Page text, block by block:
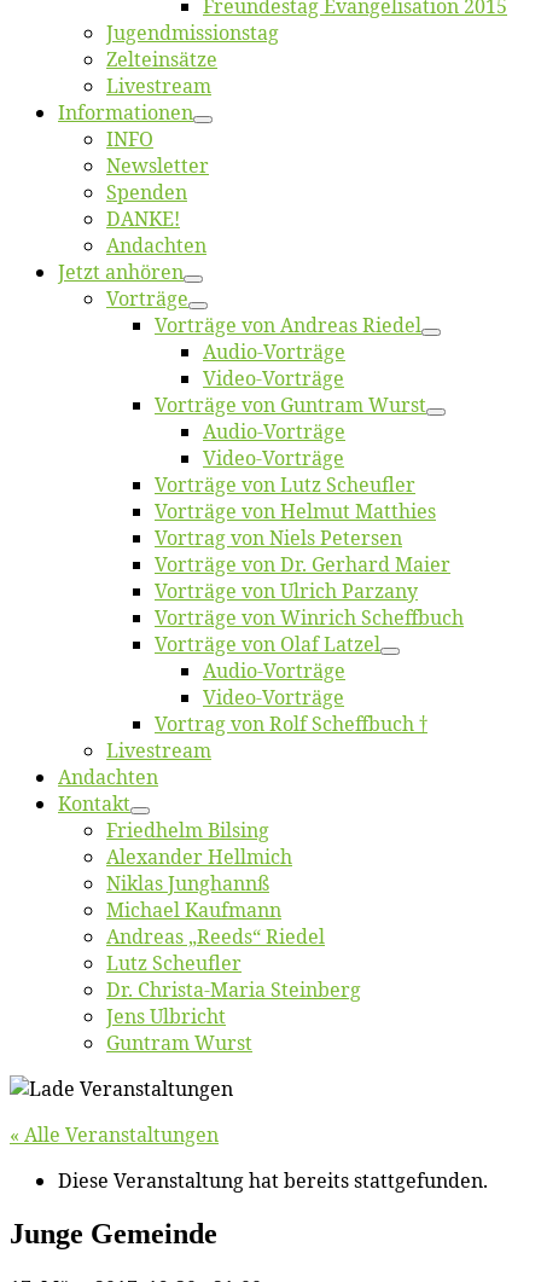
Freun­des­tag Evan­ge­li­sa­ti­on 2015
Jugend­mis­sions­tag
Zelt­ein­sät­ze
Live­stream
Informatio­nen
INFO
News­let­ter
Spen­den
DANKE!
An­dach­ten
Jetzt an­hö­ren
Vor­trä­ge
Vor­trä­ge von An­dre­as Riedel
Au­dio-Vor­trä­ge
Vi­deo-Vor­trä­ge
Vor­trä­ge von Gun­tram Wurst
Au­dio-Vor­trä­ge
Vi­deo-Vor­trä­ge
Vor­trä­ge von Lutz Scheufler
Vor­trä­ge von Hel­mut Matthies
Vor­trag von Niels Petersen
Vor­trä­ge von Dr. Ger­hard Maier
Vor­trä­ge von Ul­rich Parzany
Vor­trä­ge von Win­rich Scheffbuch
Vor­trä­ge von Olaf Latzel
Au­dio-Vor­trä­ge
Vi­deo-Vor­trä­ge
Vor­trag von Rolf Scheffbuch †
Live­stream
An­dach­ten
Kon­takt
Fried­helm Bilsing
Alex­an­der Hellmich
Ni­klas Junghannß
Mi­cha­el Kaufmann
An­dre­as „Reeds“ Riedel
Lutz Scheuf­ler
Dr. Chris­­ta-Ma­ria Steinberg
Jens Ulb­richt
Gun­tram Wurst
« Alle Veranstaltungen
Diese Veranstaltung hat bereits stattgefunden.
Jun­ge Gemeinde